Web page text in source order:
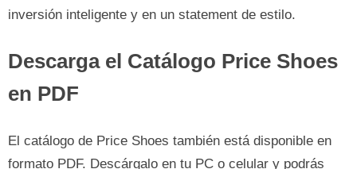
inversión inteligente y en un statement de estilo.
Descarga el Catálogo Price Shoes
en PDF
El catálogo de Price Shoes también está disponible en
formato PDF. Descárgalo en tu PC o celular y podrás